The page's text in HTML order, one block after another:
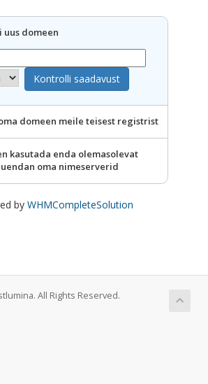
domeen
domeen meile teisest registrist
kasutada enda olemasolevat
oma nimeserverid
by WHMCompleteSolution
All Rights Reserved.